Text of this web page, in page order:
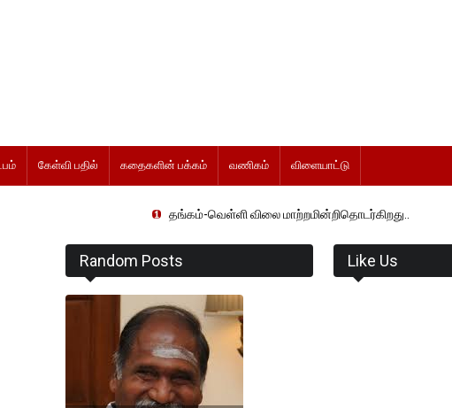
கேள்வி பதில் கதைகளின் பக்கம் வணிகம் விளையாட்டு
தங்கம்-வெள்ளி விலை மாற்றமின்றிதொடர்கிறது..
Random Posts Like Us